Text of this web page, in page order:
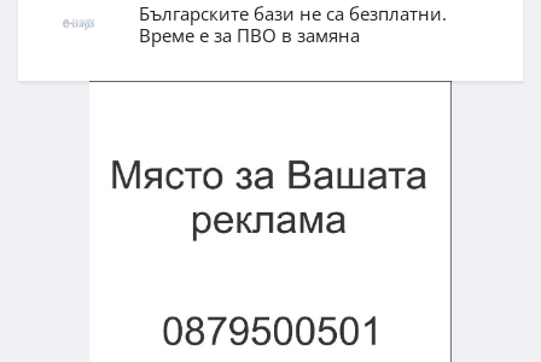
Българските бази не са безплатни.
Време е за ПВО в замяна